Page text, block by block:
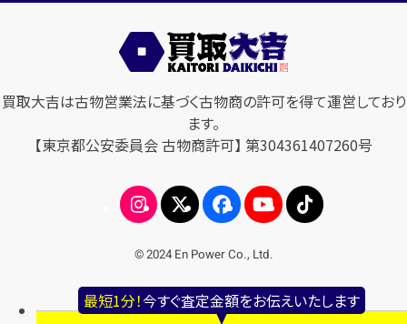
最短1分！今すぐ査定金額をお伝えいたします
買取大吉は古物営業法に基づく古物商の許可を得て運営しており
ます。
【東京都公安委員会 古物商許可】 第304361407260号
© 2024 En Power Co., Ltd.